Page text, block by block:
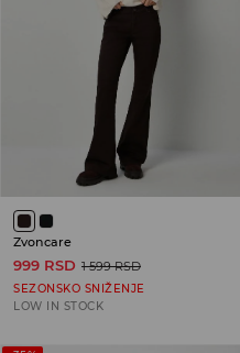
Zvoncare
999 RSD 1 599 RSD
SEZONSKO SNIŽENJE
LOW IN STOCK